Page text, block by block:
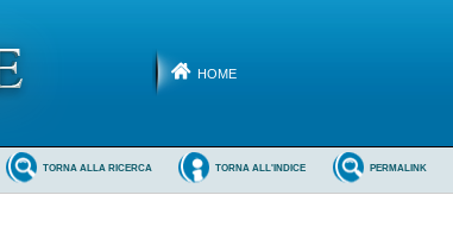
HOME
PERMALINK
TORNA ALL'INDICE
TORNA ALLA RICERCA